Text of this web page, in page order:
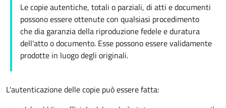
Le copie autentiche, totali o parziali, di atti e documenti
possono essere ottenute con qualsiasi procedimento
che dia garanzia della riproduzione fedele e duratura
dell'atto o documento. Esse possono essere validamente
prodotte in luogo degli originali.
L'autenticazione delle copie può essere fatta: